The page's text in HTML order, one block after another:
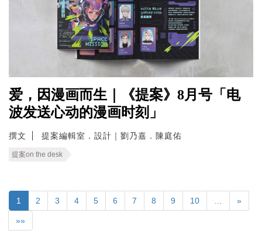
爱，因漫画而生｜《提案》8月号「电
波发送心动的漫画时刻」
撰文 提案編輯室．設計｜劉乃嘉．陳庭佑
提案on the desk
1 2 3 4 5 6 7 8 9 10 »
»»